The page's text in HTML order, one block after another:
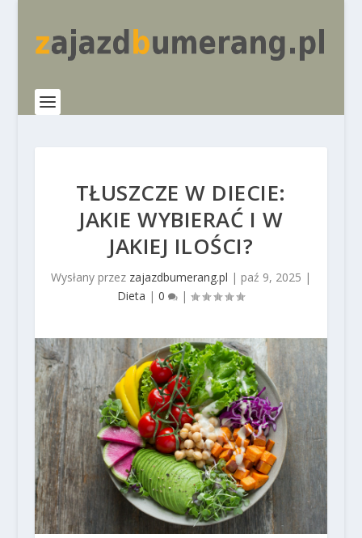
TŁUSZCZE W DIECIE:
JAKIE WYBIERAĆ I W
JAKIEJ ILOŚCI?
Wysłany przez zajazdbumerang.pl | paź 9, 2025 |
Dieta |0 |